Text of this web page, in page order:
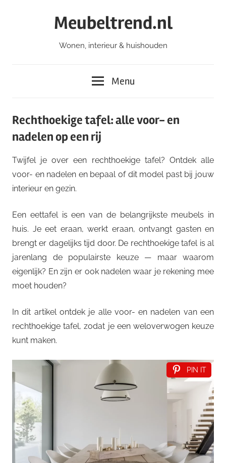
Meubeltrend.nl
Wonen, interieur & huishouden
Menu
Rechthoekige tafel: alle voor- en
nadelen op een rij
Twijfel je over een rechthoekige tafel? Ontdek alle
voor- en nadelen en bepaal of dit model past bij jouw
interieur en gezin.
Een eettafel is een van de belangrijkste meubels in
huis. Je eet eraan, werkt eraan, ontvangt gasten en
brengt er dagelijks tijd door. De rechthoekige tafel is al
jarenlang de populairste keuze — maar waarom
eigenlijk? En zijn er ook nadelen waar je rekening mee
moet houden?
In dit artikel ontdek je alle voor- en nadelen van een
rechthoekige tafel, zodat je een weloverwogen keuze
kunt maken.
PIN IT